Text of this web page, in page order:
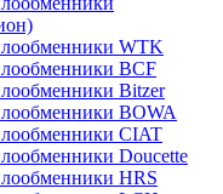
WTK
BCF
Bitzer
BOWA
CIAT
Doucette
HRS